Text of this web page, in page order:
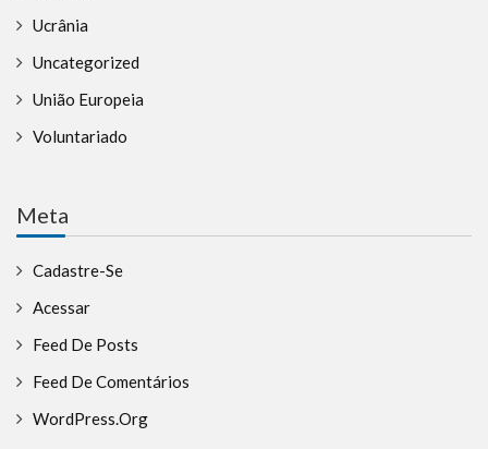
Ucrânia
Uncategorized
União Europeia
Voluntariado
Meta
Cadastre-Se
Acessar
Feed De Posts
Feed De Comentários
WordPress.org